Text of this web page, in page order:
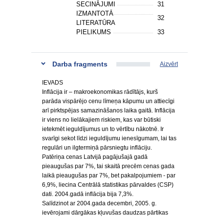
SECINĀJUMI
31
IZMANTOTĀ
LITERATŪRA
32
PIELIKUMS
33
Darba fragments Aizvērt
IEVADS
Inflācija ir – makroekonomikas rādītājs, kurš
parāda vispārējo cenu līmeņa kāpumu un attiecīgi
arī pirktspējas samazināšanos laika gaitā. Inflācija
ir viens no lielākajiem riskiem, kas var būtiski
ietekmēt ieguldījumus un to vērtību nākotnē. Ir
svarīgi sekot līdzi ieguldījumu ienesīgumam, lai tas
regulāri un ilgtermiņā pārsniegtu inflāciju.
Patēriņa cenas Latvijā pagājušajā gadā
pieaugušas par 7%, tai skaitā precēm cenas gada
laikā pieaugušas par 7%, bet pakalpojumiem - par
6,9%, liecina Centrālā statistikas pārvaldes (CSP)
dati. 2004.gadā inflācija bija 7,3%.
Salīdzinot ar 2004.gada decembri, 2005. g.
ievērojami dārgākas kļuvušas daudzas pārtikas